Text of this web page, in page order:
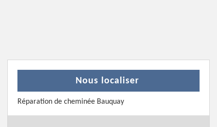
Nous localiser
Réparation de cheminée Bauquay